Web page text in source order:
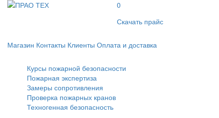
0
Скачать прайс
Магазин Контакты Клиенты Оплата и доставка
Курсы пожарной безопасности
Пожарная экспертиза
Замеры сопротивления
Проверка пожарных кранов
Техногенная безопасность